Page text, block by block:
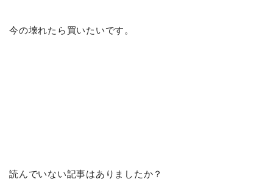
今の壊れたら買いたいです。
読んでいない記事はありましたか？